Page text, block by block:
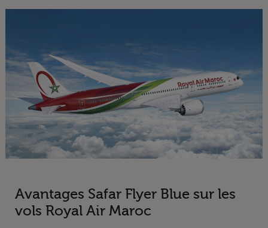
Avantages Safar Flyer Blue sur les
vols Royal Air Maroc